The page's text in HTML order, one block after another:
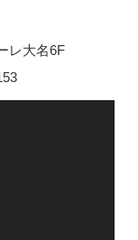
レ大名6F